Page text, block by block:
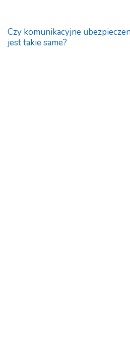
Czy komunikacyjne
jest takie same?